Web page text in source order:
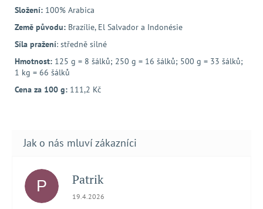
Složení: 100% Arabica
Země původu: Brazílie, El Salvador a Indonésie
Síla pražení: středně silné
Hmotnost: 125 g = 8 šálků; 250 g = 16 šálků; 500 g = 33 šálků;
1 kg = 66 šálků
Cena za 100 g: 111,2 Kč
P Patrik
Hodnocení obchodu je 5 z 5 hvězdiček.
19.4.2026